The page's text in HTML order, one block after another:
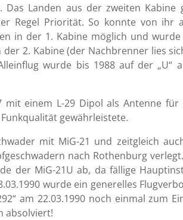
Landen aus der zweiten
Regel Priorität. So konnte von ihr
in der 1. Kabine möglich und
2. Kabine (der Nachbrenner lies
wurde bis 1988 auf der „U“
einem L-29 Dipol als Antenne
gewährleistete.
mit MiG-21 und zeitgleich
nach Rothenburg
der MiG-21U ab, da fällige
wurde ein generelles
am 22.03.1990 noch einmal zum
absolviert!